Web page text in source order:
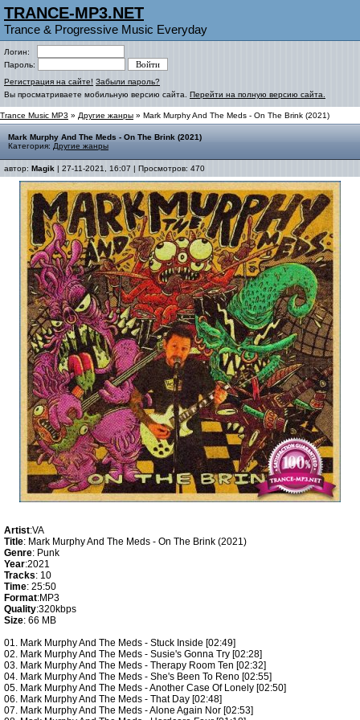
TRANCE-MP3.NET
Trance & Progressive Music Everyday
Логин:
Пароль:
Регистрация на сайте! Забыли пароль?
Вы просматриваете мобильную версию сайта. Перейти на полную версию сайта.
Trance Music MP3 » Другие жанры » Mark Murphy And The Meds - On The Brink (2021)
Mark Murphy And The Meds - On The Brink (2021)
Категория: Другие жанры
автор: Magik | 27-11-2021, 16:07 | Просмотров: 470
Artist:VA
Title: Mark Murphy And The Meds - On The Brink (2021)
Genre: Punk
Year:2021
Tracks: 10
Time: 25:50
Format:MP3
Quality:320kbps
Size: 66 MB
01. Mark Murphy And The Meds - Stuck Inside [02:49]
02. Mark Murphy And The Meds - Susie's Gonna Try [02:28]
03. Mark Murphy And The Meds - Therapy Room Ten [02:32]
04. Mark Murphy And The Meds - She's Been To Reno [02:55]
05. Mark Murphy And The Meds - Another Case Of Lonely [02:50]
06. Mark Murphy And The Meds - That Day [02:48]
07. Mark Murphy And The Meds - Alone Again Nor [02:53]